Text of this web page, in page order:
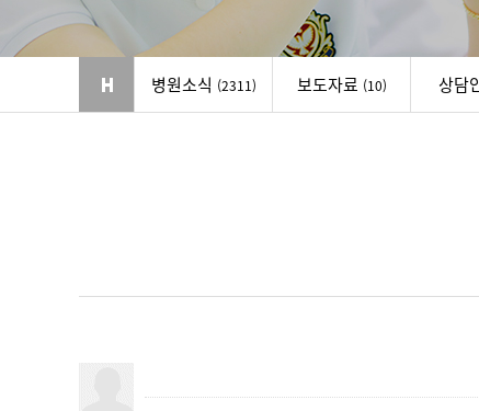
병원소식 (2311) 보도자료 (10) 상담